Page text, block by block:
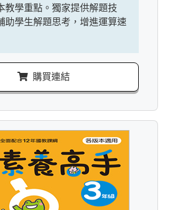
教學重點。獨家提供解題技
助學生解題思考，增進運算速
購買連結